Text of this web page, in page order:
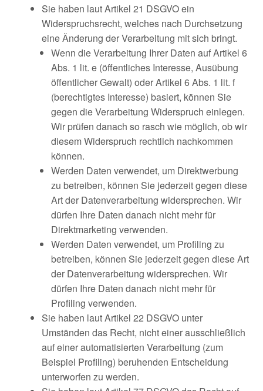
Sie haben laut Artikel 21 DSGVO ein
Widerspruchsrecht, welches nach Durchsetzung
eine Änderung der Verarbeitung mit sich bringt.
Wenn die Verarbeitung Ihrer Daten auf Artikel 6
Abs. 1 lit. e (öffentliches Interesse, Ausübung
öffentlicher Gewalt) oder Artikel 6 Abs. 1 lit. f
(berechtigtes Interesse) basiert, können Sie
gegen die Verarbeitung Widerspruch einlegen.
Wir prüfen danach so rasch wie möglich, ob wir
diesem Widerspruch rechtlich nachkommen
können.
Werden Daten verwendet, um Direktwerbung
zu betreiben, können Sie jederzeit gegen diese
Art der Datenverarbeitung widersprechen. Wir
dürfen Ihre Daten danach nicht mehr für
Direktmarketing verwenden.
Werden Daten verwendet, um Profiling zu
betreiben, können Sie jederzeit gegen diese Art
der Datenverarbeitung widersprechen. Wir
dürfen Ihre Daten danach nicht mehr für
Profiling verwenden.
Sie haben laut Artikel 22 DSGVO unter
Umständen das Recht, nicht einer ausschließlich
auf einer automatisierten Verarbeitung (zum
Beispiel Profiling) beruhenden Entscheidung
unterworfen zu werden.